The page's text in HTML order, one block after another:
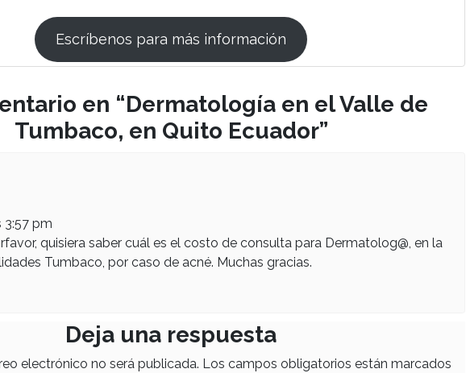
Escríbenos para más información
en “Dermatología en el Valle de
Tumbaco, en Quito Ecuador”
3:57 pm
quisiera saber cuál es el costo de consulta para Dermatolog@, en la
Tumbaco, por caso de acné. Muchas gracias.
Deja una respuesta
electrónico no será publicada. Los campos obligatorios están marcados